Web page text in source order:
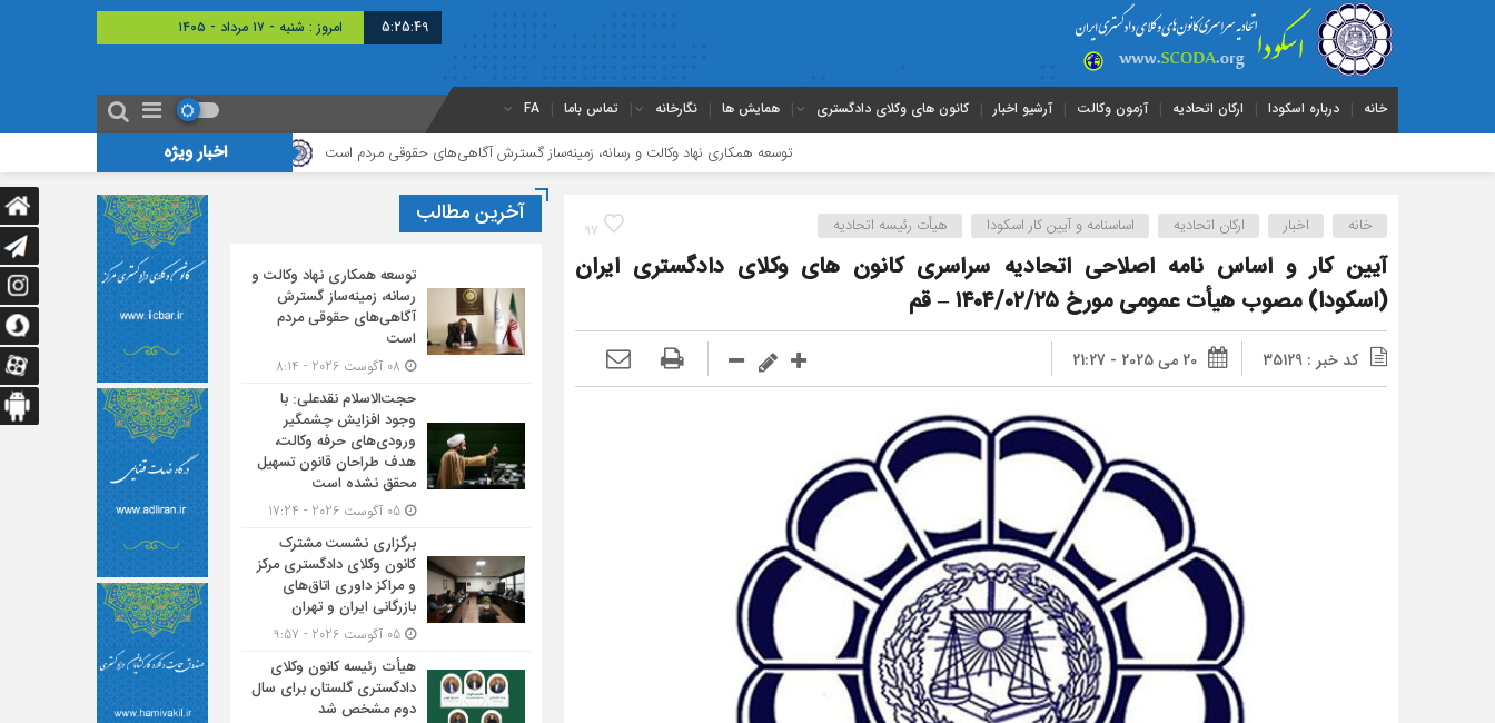
5:25:50 امروز : شنبه - ۱۷ مرداد - ۱۴۰۵
خانه درباره اسکودا ارکان اتحادیه آزمون وکالت آرشیو اخبار کانون های وکلای دادگستری همایش ها نگارخانه تماس باما FA
اخبار ویژه توسعه همکاری نهاد وکالت و رسانه، زمینه‌ساز گسترش آگاهی‌های حقوقی مردم است حجت‌الاسلام نقدعلی: با وجود افزایش چشمگیر ورودی‌های حرفه
97 خانه اخبار ارکان اتحادیه اساسنامه و آیین کار اسکودا هیأت رئیسه اتحادیه
آیین کار و اساس نامه اصلاحی اتحادیه سراسری کانون های وکلای دادگستری ایران
(اسکودا) مصوب هیأت عمومی مورخ ۱۴۰۴/۰۲/۲۵ – قم
کد خبر : 35129 20 می 2025 - 21:27
آخرین مطالب
توسعه همکاری نهاد وکالت و
رسانه، زمینه‌ساز گسترش
آگاهی‌های حقوقی مردم
است
حجت‌الاسلام نقدعلی: با
وجود افزایش چشمگیر
ورودی‌های حرفه وکالت،
هدف طراحان قانون تسهیل
محقق نشده است
برگزاری نشست مشترک
کانون وکلای دادگستری مرکز
و مراکز داوری اتاق‌های
بازرگانی ایران و تهران
هیأت ‌رئیسه کانون وکلای
دادگستری گلستان برای سال
دوم مشخص شد